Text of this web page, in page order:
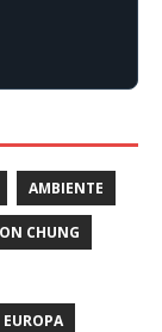
AMBIENTE
CHUNG
EUROPA